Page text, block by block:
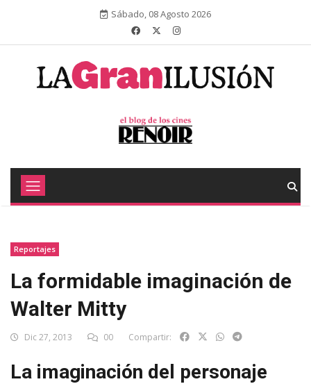
Sábado, 08 Agosto 2026
Reportajes
La formidable imaginación de
Walter Mitty
Dic 27, 2013 00 Compartir:
La imaginación del personaje